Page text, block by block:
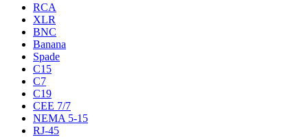
RCA
XLR
BNC
Banana
Spade
C15
С7
C19
CEE 7/7
NEMA 5-15
RJ-45